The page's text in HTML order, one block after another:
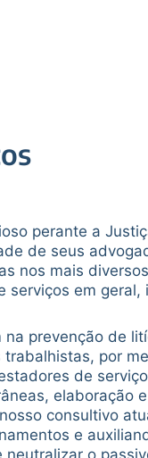
perante a
de seus
nos mais
serviços em
prevenção de
trabalhistas, por
de
elaboração
consultivo
e